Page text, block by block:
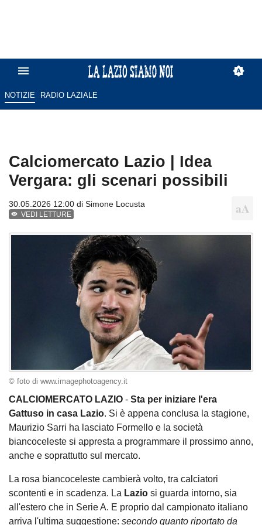
NOTIZIE RADIO LAZIALE
Calciomercato Lazio | Idea
Vergara: gli scenari possibili
30.05.2026 12:00 di Simone Locusta
VEDI LETTURE
© foto di www.imagephotoagency.it
CALCIOMERCATO LAZIO - Sta per iniziare l'era
Gattuso in casa Lazio. Si è appena conclusa la stagione,
Maurizio Sarri ha lasciato Formello e la società
biancoceleste si appresta a programmare il prossimo anno,
anche e soprattutto sul mercato.
La rosa biancoceleste cambierà volto, tra calciatori
scontenti e in scadenza. La Lazio si guarda intorno, sia
all'estero che in Serie A. E proprio dal campionato italiano
arriva l'ultima suggestione: secondo quanto riportato da